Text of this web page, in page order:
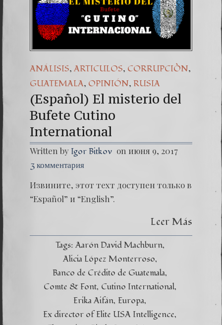
(Español) Las
(Español) 44.
Dr. Erwin Raúl
(Español)
ANÁLISIS, ARTICULOS, CORRUPCIÒN,
GUATEMALA, OPINIÓN, RUSIA
(Español) El misterio del
Bufete Cutino
International
Written by Igor Bitkov on июня 9, 2017
3 комментария
Извините, этот техт доступен только в
“Español” и “English”.
Leer Más
Tags: Aarón David Machburn
Alicia López Monterroso
Banco de Crédito de Guatemala
Comte & Font Cutino International
Erika Aifán Europa
Ex director of Elite USA Intelligence